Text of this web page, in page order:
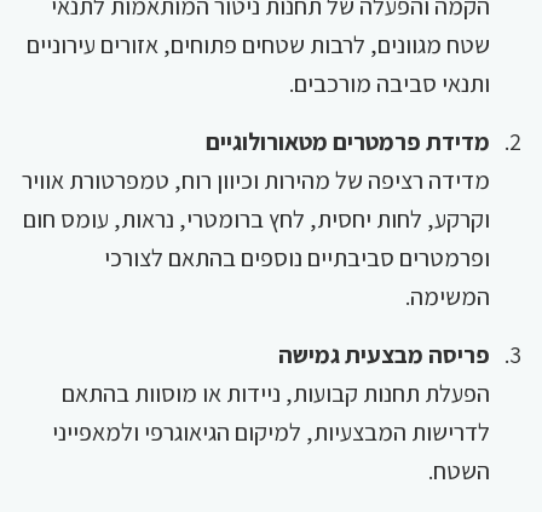
שטח מגוונים, לרבות שטחים פתוחים, אזורים עירוניים
ותנאי סביבה מורכבים.
מדידת פרמטרים מטאורולוגיים
מדידה רציפה של מהירות וכיוון רוח, טמפרטורת אוויר
וקרקע, לחות יחסית, לחץ ברומטרי, נראות, עומס חום
ופרמטרים סביבתיים נוספים בהתאם לצורכי
המשימה.
פריסה מבצעית גמישה
הפעלת תחנות קבועות, ניידות או מוסוות בהתאם
לדרישות המבצעיות, למיקום הגיאוגרפי ולמאפייני
השטח.